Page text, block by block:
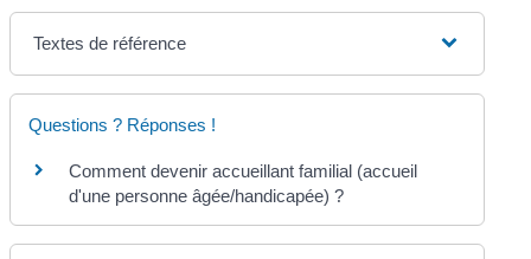
Textes de référence
Questions ? Réponses !
Comment devenir accueillant familial (accueil
d'une personne âgée/handicapée) ?